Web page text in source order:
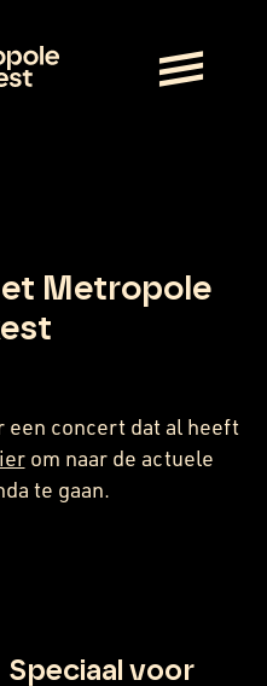
Metropole
een concert dat al heeft
om naar de actuele
te gaan.
Speciaal voor